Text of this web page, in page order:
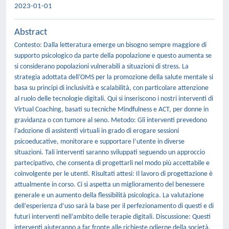
2023-01-01
Abstract
Contesto: Dalla letteratura emerge un bisogno sempre maggiore di
supporto psicologico da parte della popolazione e questo aumenta se
si considerano popolazioni vulnerabili a situazioni di stress. La
strategia adottata dell’OMS per la promozione della salute mentale si
basa su principi di inclusività e scalabilità, con particolare attenzione
al ruolo delle tecnologie digitali. Qui si inseriscono i nostri interventi di
Virtual Coaching, basati su tecniche Mindfulness e ACT, per donne in
gravidanza o con tumore al seno. Metodo: Gli interventi prevedono
l’adozione di assistenti virtuali in grado di erogare sessioni
psicoeducative, monitorare e supportare l’utente in diverse
situazioni. Tali interventi saranno sviluppati seguendo un approccio
partecipativo, che consenta di progettarli nel modo più accettabile e
coinvolgente per le utenti. Risultati attesi: Il lavoro di progettazione è
attualmente in corso. Ci si aspetta un miglioramento del benessere
generale e un aumento della flessibilità psicologica. La valutazione
dell’esperienza d’uso sarà la base per il perfezionamento di questi e di
futuri interventi nell’ambito delle terapie digitali. Discussione: Questi